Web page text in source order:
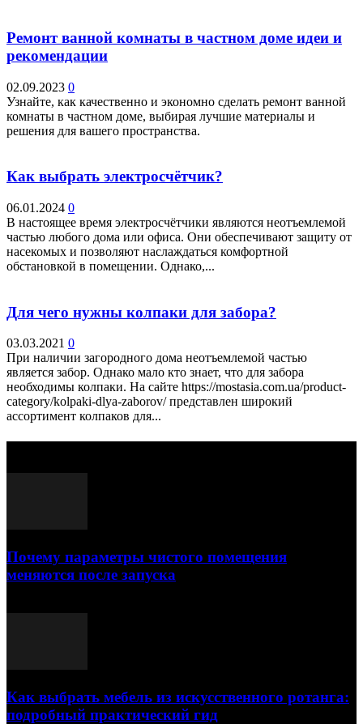
Ремонт ванной комнаты в частном доме идеи и
рекомендации
02.09.2023 0
Узнайте, как качественно и экономно сделать ремонт ванной
комнаты в частном доме, выбирая лучшие материалы и
решения для вашего пространства.
Как выбрать электросчётчик?
06.01.2024 0
В настоящее время электросчётчики являются неотъемлемой
частью любого дома или офиса. Они обеспечивают защиту от
насекомых и позволяют наслаждаться комфортной
обстановкой в помещении. Однако,...
Для чего нужны колпаки для забора?
03.03.2021 0
При наличии загородного дома неотъемлемой частью
является забор. Однако мало кто знает, что для забора
необходимы колпаки. На сайте https://mostasia.com.ua/product-
category/kolpaki-dlya-zaborov/ представлен широкий
ассортимент колпаков для...
Почему параметры чистого помещения
меняются после запуска
Как выбрать мебель из искусственного ротанга:
подробный практический гид